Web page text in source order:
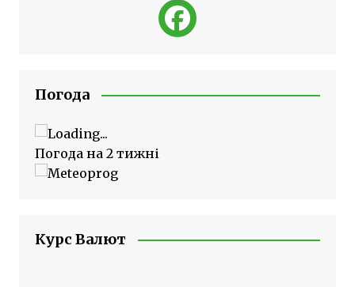
Погода
Погода на 2 тижні
Курс Валют